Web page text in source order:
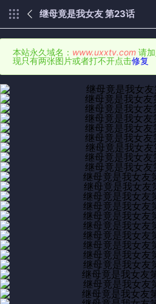
继母竟是我女友 第23话
本站永久域名： www.uxxtv.com 请
现只有两张图片或者打不开点击修复